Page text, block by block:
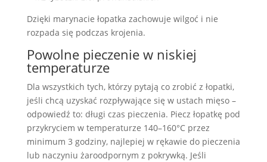
Dzięki marynacie łopatka zachowuje wilgoć i nie
rozpada się podczas krojenia.
Powolne pieczenie w niskiej
temperaturze
Dla wszystkich tych, którzy pytają co zrobić z łopatki,
jeśli chcą uzyskać rozpływające się w ustach mięso –
odpowiedź to: długi czas pieczenia. Piecz łopatkę pod
przykryciem w temperaturze 140–160°C przez
minimum 3 godziny, najlepiej w rękawie do pieczenia
lub naczyniu żaroodpornym z pokrywką. Jeśli